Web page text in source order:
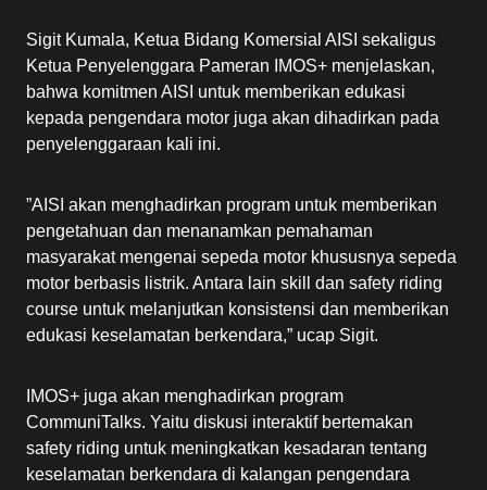
Sigit Kumala, Ketua Bidang Komersial AISI sekaligus
Ketua Penyelenggara Pameran IMOS+ menjelaskan,
bahwa komitmen AISI untuk memberikan edukasi
kepada pengendara motor juga akan dihadirkan pada
penyelenggaraan kali ini.
”AISI akan menghadirkan program untuk memberikan
pengetahuan dan menanamkan pemahaman
masyarakat mengenai sepeda motor khususnya sepeda
motor berbasis listrik. Antara lain skill dan safety riding
course untuk melanjutkan konsistensi dan memberikan
edukasi keselamatan berkendara,” ucap Sigit.
IMOS+ juga akan menghadirkan program
CommuniTalks. Yaitu diskusi interaktif bertemakan
safety riding untuk meningkatkan kesadaran tentang
keselamatan berkendara di kalangan pengendara